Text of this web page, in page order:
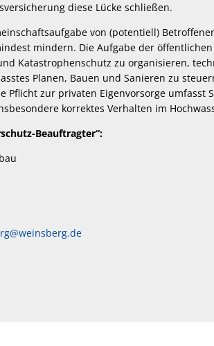
diese Lücke schließen.
von (potentiell)
mindern. Die Aufgabe der
Katastrophenschutz zu organisieren,
Planen, Bauen und Sanieren zu
Pflicht zur privaten Eigenvorsorge umfasst
korrektes Verhalten im
Beauftragter“: